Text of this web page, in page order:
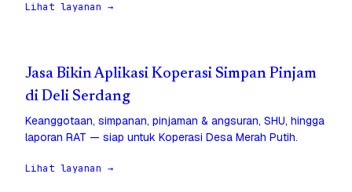
Lihat layanan →
Jasa Bikin Aplikasi Koperasi Simpan Pinjam
di Deli Serdang
Keanggotaan, simpanan, pinjaman & angsuran, SHU, hingga
laporan RAT — siap untuk Koperasi Desa Merah Putih.
Lihat layanan →